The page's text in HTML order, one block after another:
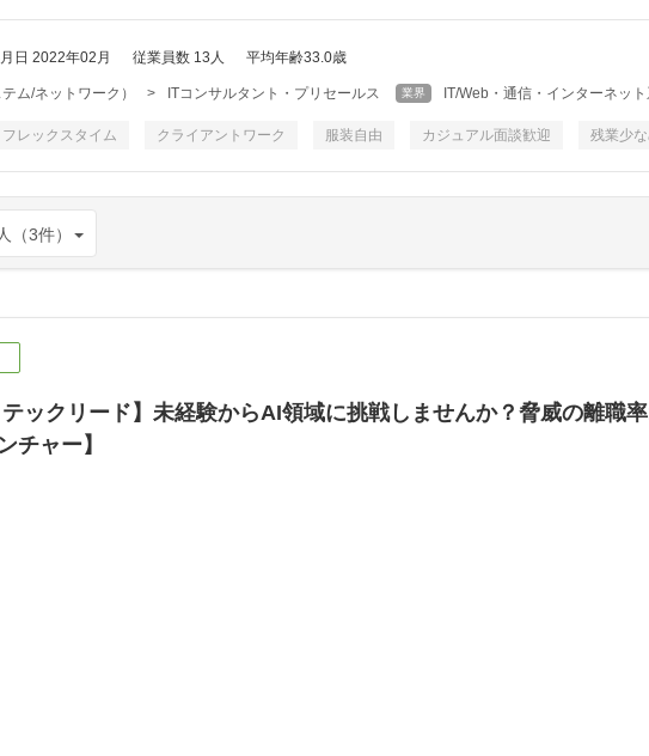
日 2022年02月 従業員数 13人 平均年齢33.0歳
ム/ネットワーク） > ITコンサルタント・プリセールス 業界 IT/Web・通信・インターネッ
フレックスタイム クライアントワーク 服装自由 カジュアル面談歓迎 残業少
（3件）
テックリード】未経験からAI領域に挑戦しませんか？脅威の離職
チャー】